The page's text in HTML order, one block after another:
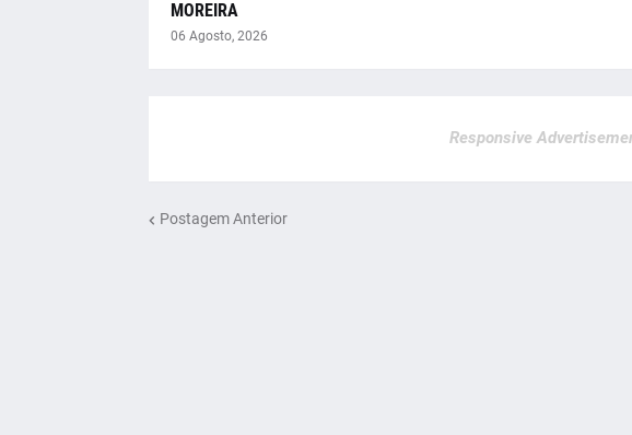
MOREIRA
06 Agosto, 2026
Responsive
Postagem Anterior